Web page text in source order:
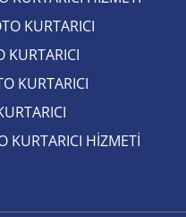
KURTARICI​
KURTARICI​
KURTARICI​
KURTARICI HİZMETİ